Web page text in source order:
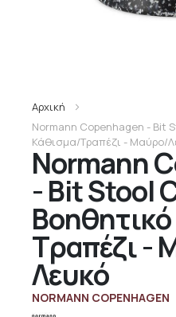
Normann
- Bit Stool
Τραπέζι -
Λευκό
NORMANN COPENHAGEN
Αρχική
Normann Copenhagen - Bit
Κάθισμα/Τραπέζι - Μαύρο/